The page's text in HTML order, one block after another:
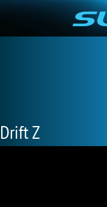
Drift Z